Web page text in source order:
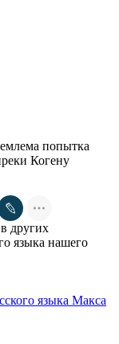
попытка
Когену
в других
языка нашего
языка Макса